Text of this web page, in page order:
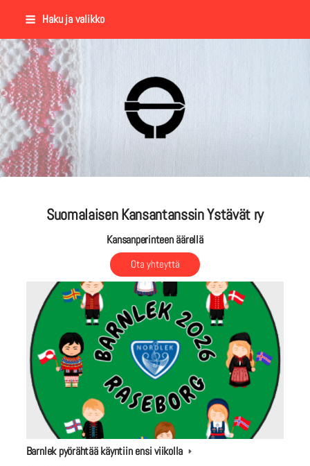
Siirry
sisältöön
Haku ja valikko
Suomalaisen Kansantanssin
Suomalaisen Kansantanssin Ystävät ry
Kansanperinteen äärellä
Ota yhteyttä
Barnlek pyörähtää käyntiin ensi viikolla